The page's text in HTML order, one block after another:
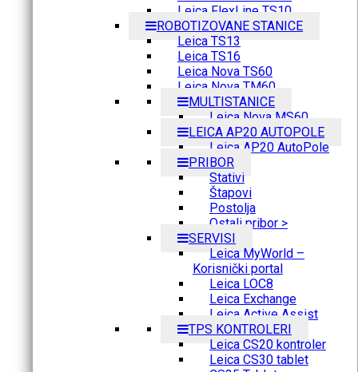
Leica FlexLine TS10
ROBOTIZOVANE STANICE
Leica TS13
Leica TS16
Leica Nova TS60
Leica Nova TM60
MULTISTANICE
Leica Nova MS60
LEICA AP20 AUTOPOLE
Leica AP20 AutoPole
PRIBOR
Stativi
Štapovi
Postolja
Ostali pribor >
SERVISI
Leica MyWorld –
Korisnički portal
Leica LOC8
Leica Exchange
Leica Active Assist
TPS KONTROLERI
Leica CS20 kontroler
Leica CS30 tablet